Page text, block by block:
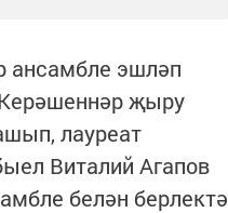
ансамбле эшләп
җыру
лауреат
Виталий Агапов
белән берлектә